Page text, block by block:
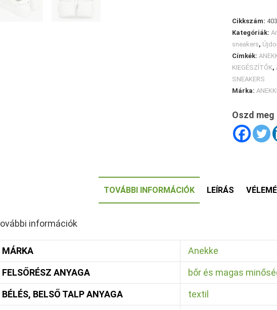
Cikkszám:
Kategóriák:
sneakers,
Címkék:
KIEGÉSZÍTŐK,
SNEAKERS
Márka:
Oszd meg
TOVÁBBI INFORMÁCIÓK LEÍRÁS
információk
MÁRKA Anekke
FELSŐRÉSZ ANYAGA bőr és magas
BÉLÉS, BELSŐ TALP ANYAGA textil